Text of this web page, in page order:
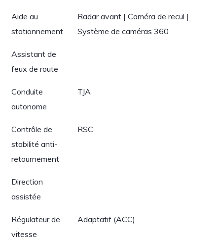
Aide au
stationnement
Radar avant | Caméra de recul |
Système de caméras 360
Assistant de
feux de route
Conduite
autonome
TJA
Contrôle de
stabilité anti-
retournement
RSC
Direction
assistée
Régulateur de
vitesse
Adaptatif (ACC)